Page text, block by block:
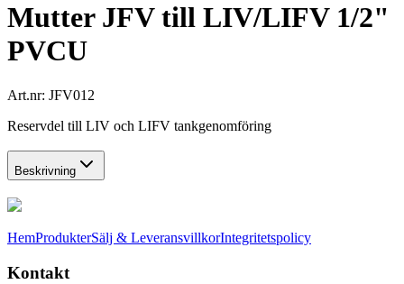
Mutter JFV till LIV/LIFV 1/2"
PVCU
Art.nr: JFV012
Reservdel till LIV och LIFV tankgenomföring
Beskrivning
HemProdukterSälj & LeveransvillkorIntegritetspolicy
Kontakt